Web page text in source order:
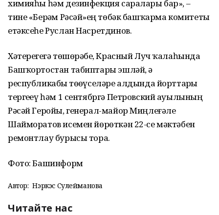
химияһы һәм дезинфекция саралары бар», –
тине «Берҙәм Рәсәй»ҙең төбәк башҡарма комитеты
етәксеһе Руслан Насретдинов.
Хәтерегеҙгә төшөрәбеҙ, Красный Луч ҡалаһында
Башҡортостан табиптары эшләй, ә
республикабыҙ төҙөүселәре алдында йорттарҙы
тергеҙеү һәм 1 сентябргә Петровский ауылының
Рәсәй Геройы, генерал-майор Миңлеғәле
Шайморатов исемен йөрөткән 22-се мәктәбен
ремонтлау бурысы тора.
Фото: Башинформ
Автор: Нэркэс Сулейманова
Читайте нас